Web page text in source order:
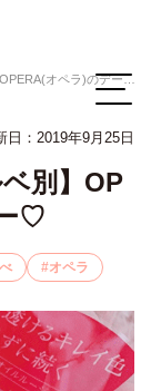
オペラ)のデートカラー♡
日：2019年9月25日
別】OP
♡
オペラ